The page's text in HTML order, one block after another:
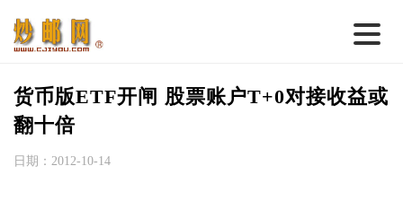
首 页
货币版ETF开闸 股票账户T+0对接收益或
翻十倍
日期：2012-10-14